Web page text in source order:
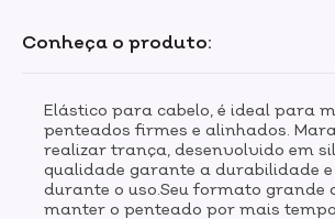
Conheça o produto:
Elástico para cabelo, é ideal para
penteados firmes e alinhados.
realizar trança, desenvolvido em
qualidade garante a durabilidade
durante o uso.Seu formato grande
manter o penteado por mais